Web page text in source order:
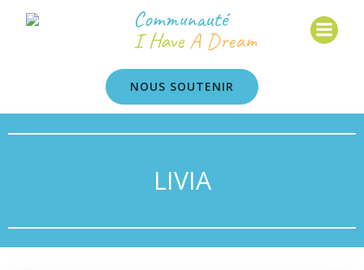
Communauté
I Have A Dream
NOUS SOUTENIR
LIVIA